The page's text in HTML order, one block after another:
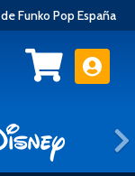
Funko Pop España